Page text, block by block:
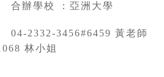
合辦學校 ：亞洲大學
04-2332-3456#6459 黃老師
林小姐